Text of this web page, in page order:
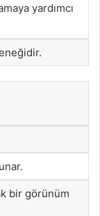
yardımcı
bir görünüm